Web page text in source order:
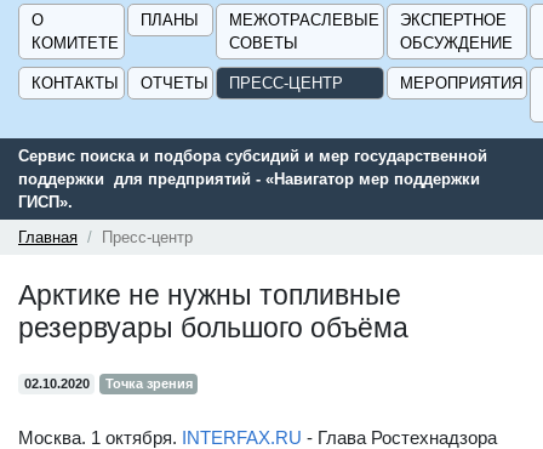
О
КОМИТЕТЕ
ПЛАНЫ
МЕЖОТРАСЛЕВЫЕ
СОВЕТЫ
ЭКСПЕРТНОЕ
ОБСУЖДЕНИЕ
КОНТАКТЫ ОТЧЕТЫ ПРЕСС-ЦЕНТР МЕРОПРИЯТИЯ
Сервис поиска и подбора субсидий и мер государственной
поддержки для предприятий - «Навигатор мер поддержки
ГИСП».
Главная
Пресс-центр
Арктике не нужны топливные
резервуары большого объёма
02.10.2020 Точка зрения
Москва. 1 октября. INTERFAX.RU - Глава Ростехнадзора